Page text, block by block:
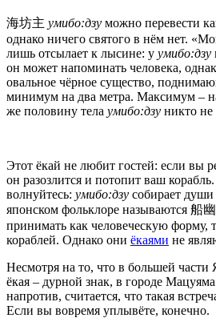
海坊主 умибо:дзу можно перевести
однако ничего святого в нём нет.
лишь отсылает к лысине: у умибо:дзу
он может напоминать человека,
овальное чёрное существо,
минимум на два метра. Максимум –
же половину тела умибо:дзу никто не
Этот ёкай не любит гостей: если вы
он разозлится и потопит ваш
волнуйтесь: умибо:дзу собирает
японском фольклоре называются 船
принимать как человеческую форму,
кораблей. Однако они ёкаями не
Несмотря на то, что в большей части
ёкая – дурной знак, в городе
напротив, считается, что такая
Если вы вовремя уплывёте, конечно.